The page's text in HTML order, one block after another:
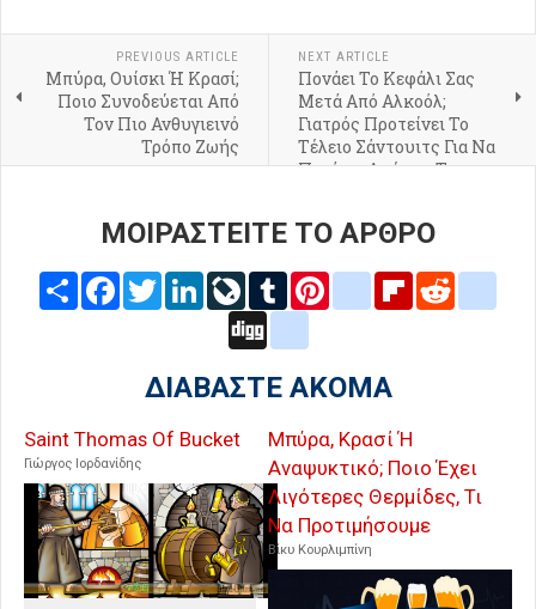
PREVIOUS ARTICLE
Μπύρα, Ουίσκι Ή Κρασί;
Ποιο Συνοδεύεται Από
Τον Πιο Ανθυγιεινό
Τρόπο Ζωής
NEXT ARTICLE
Πονάει Το Κεφάλι Σας
Μετά Από Αλκοόλ;
Γιατρός Προτείνει Το
Τέλειο Σάντουιτς Για Να
Περάσει Αμέσως Το
ΜΟΙΡΑΣΤΕΙΤΕ ΤΟ ΑΡΘΡΟ
Share FacebookTwitterLinkedInLiveJournal
Tumblr Pinterestblogger_post
Flipboard
ΔΙΑΒΑΣΤΕ ΑΚΟΜΑ
Saint Thomas Of Bucket
Γιώργος Ιορδανίδης
Μπύρα, Κρασί Ή
Αναψυκτικό; Ποιο Έχει
Λιγότερες Θερμίδες, Τι
Να Προτιμήσουμε
Βίκυ Κουρλιμπίνη